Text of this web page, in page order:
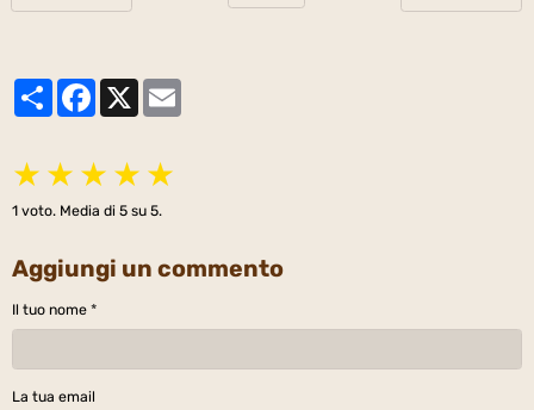
PartagerFacebook
★ ★ ★ ★ ★
1 voto. Media di 5 su 5.
Aggiungi un commento
Il tuo nome
La tua email